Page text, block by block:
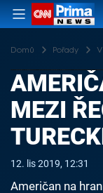
Domů Pořady
MEZI
12. lis 2019, 12:31
Američan na